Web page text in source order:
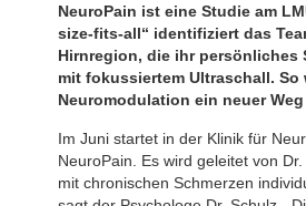
NeuroPain ist eine Studie am
size-fits-all“ identifiziert das
Hirnregion, die ihr persönliches
mit fokussiertem Ultraschall.
Neuromodulation ein neuer
Im Juni startet in der Klinik für
NeuroPain. Es wird geleitet von
mit chronischen Schmerzen